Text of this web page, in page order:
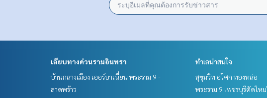
เลียบทางด่วนรามอินทรา
บ้านกลางเมือง เออร์บาเนี่ยน พระราม 9 -
ลาดพร้าว
ทำเลน่าสนใจ
สุขุมวิท อโศก ทองหล่อ
พระราม 9 เพชรบุรีตัดใหม่